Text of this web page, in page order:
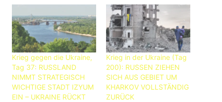
Krieg gegen die Ukraine,
Tag 37: RUSSLAND
NIMMT STRATEGISCH
WICHTIGE STADT IZYUM
EIN – UKRAINE RÜCKT
Krieg in der Ukraine (Tag
200): RUSSEN ZIEHEN
SICH AUS GEBIET UM
KHARKOV VOLLSTÄNDIG
ZURÜCK